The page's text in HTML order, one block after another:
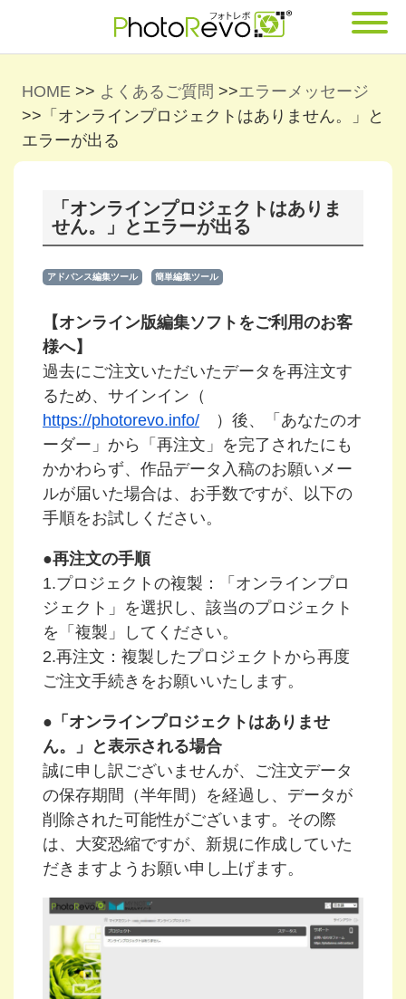
HOME >> よくあるご質問 >>エラーメッセージ
>> 「オンラインプロジェクトはありません。」と
エラーが出る
「オンラインプロジェクトはありま
せん。」とエラーが出る
アドバンス編集ツール 簡単編集ツール
【オンライン版編集ソフトをご利用のお客
様へ】
過去にご注文いただいたデータを再注文す
るため、サインイン（
https://photorevo.info/ ）後、「あなたのオ
ーダー」から「再注文」を完了されたにも
かかわらず、作品データ入稿のお願いメー
ルが届いた場合は、お手数ですが、以下の
手順をお試しください。
●再注文の手順
1.プロジェクトの複製：「オンラインプロ
ジェクト」を選択し、該当のプロジェクト
を「複製」してください。
2.再注文：複製したプロジェクトから再度
ご注文手続きをお願いいたします。
●「オンラインプロジェクトはありませ
ん。」と表示される場合
誠に申し訳ございませんが、ご注文データ
の保存期間（半年間）を経過し、データが
削除された可能性がございます。その際
は、大変恐縮ですが、新規に作成していた
だきますようお願い申し上げます。